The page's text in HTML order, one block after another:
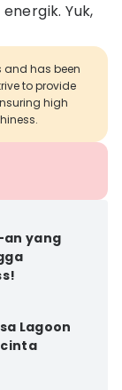
Yuk,
and has been
to provide
high
an yang
Lagoon